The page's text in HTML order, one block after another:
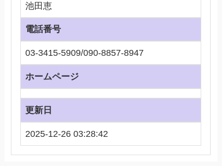
池田恵
電話番号
03-3415-5909/090-8857-8947
ホームページ
更新日
2025-12-26 03:28:42